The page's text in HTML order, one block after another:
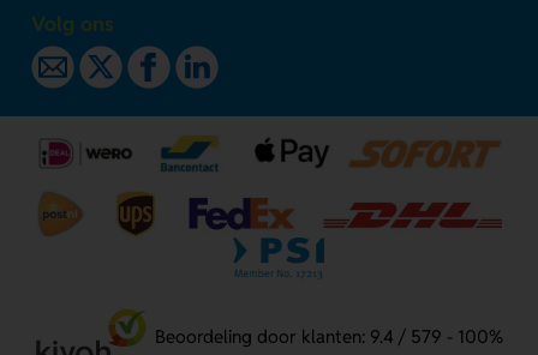
Volg ons
Beoordeling door klanten: 9.4 / 579 - 100%